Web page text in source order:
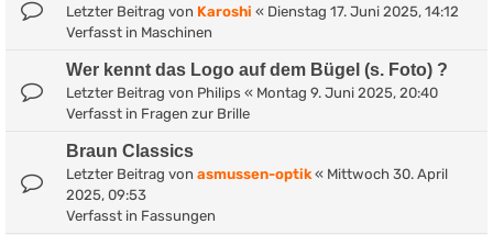
Letzter Beitrag von Karoshi « Dienstag 17. Juni 2025, 14:12
Verfasst in Maschinen
Wer kennt das Logo auf dem Bügel (s. Foto) ?
Letzter Beitrag von Philips « Montag 9. Juni 2025, 20:40
Verfasst in Fragen zur Brille
Braun Classics
Letzter Beitrag von asmussen-optik« Mittwoch 30. April
2025, 09:53
Verfasst in Fassungen